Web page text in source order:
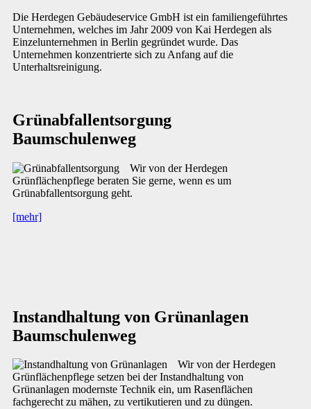
Die Herdegen Gebäudeservice GmbH ist ein familiengeführtes
Unternehmen, welches im Jahr 2009 von Kai Herdegen als
Einzelunternehmen in Berlin gegründet wurde. Das
Unternehmen konzentrierte sich zu Anfang auf die
Unterhaltsreinigung.
Grünabfallentsorgung
Baumschulenweg
Wir von der Herdegen
Grünflächenpflege beraten Sie gerne, wenn es um
Grünabfallentsorgung geht.
[mehr]
Instandhaltung von Grünanlagen
Baumschulenweg
Wir von der Herdegen
Grünflächenpflege setzen bei der Instandhaltung von
Grünanlagen modernste Technik ein, um Rasenflächen
fachgerecht zu mähen, zu vertikutieren und zu düngen.